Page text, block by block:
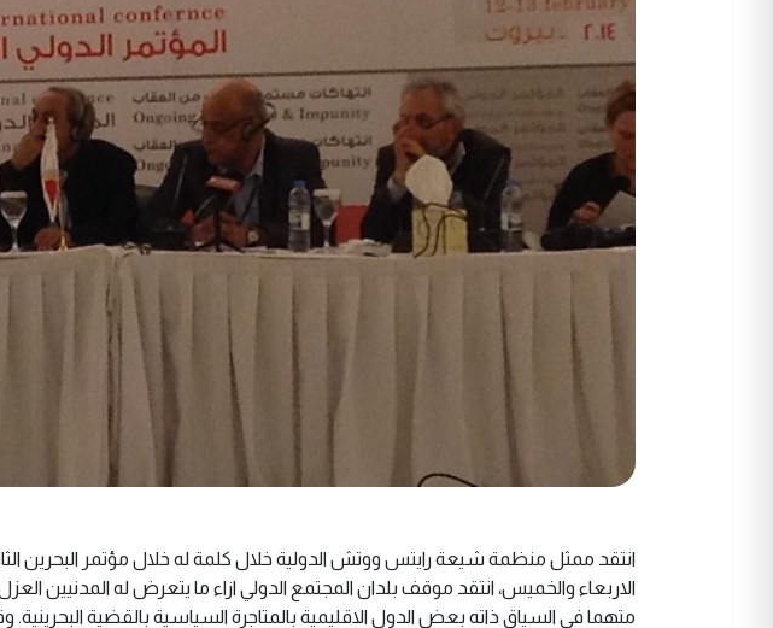
انتقد ممثل منظمة شيعة رايتس ووتش الدولية خلال كلمة له خلال مؤتمر البحرين
الاربعاء والخميس، انتقد موقف بلدان المجتمع الدولي ازاء ما يتعرض له المدنيين
متهما في السياق ذاته بعض الدول الاقليمية بالمتاجرة السياسية بالقضية